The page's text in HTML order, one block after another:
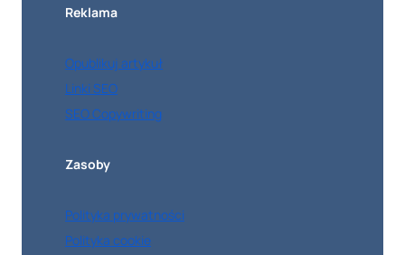
Reklama
Opublikuj artykuł
Linki SEO
SEO Copywriting
Zasoby
Polityka prywatności
Polityka cookie